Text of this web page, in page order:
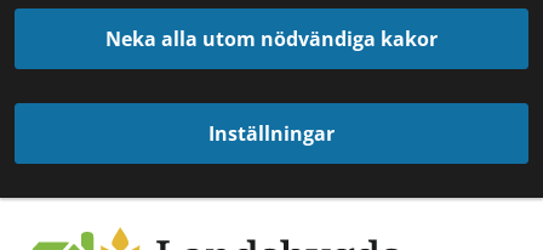
Neka alla utom nödvändiga kakor
Inställningar